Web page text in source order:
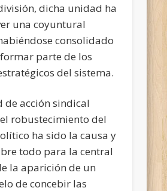
dicha unidad ha
una coyuntural
consolidado
parte de los
del sistema.
de acción sindical
robustecimiento del
ha sido la causa y
todo para la central
la aparición de un
de concebir las